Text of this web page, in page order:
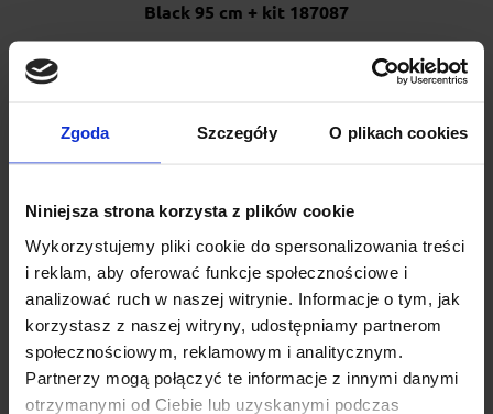
Zgoda Szczegóły O plikach cookies
Niniejsza strona korzysta z plików cookie
Wykorzystujemy pliki cookie do spersonalizowania treści
i reklam, aby oferować funkcje społecznościowe i
analizować ruch w naszej witrynie. Informacje o tym, jak
korzystasz z naszej witryny, udostępniamy partnerom
społecznościowym, reklamowym i analitycznym.
Partnerzy mogą połączyć te informacje z innymi danymi
otrzymanymi od Ciebie lub uzyskanymi podczas
Black 95 cm + kit 187087
Thule Edge Fixpoint z aluminiową belką WingBar Edge to
bagażnik nowej generacji do samochodów z fabrycznymi pu...
1 605.00 zł